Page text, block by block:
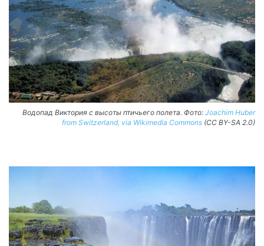
Водопад Виктория с высоты птичьего полета. Фото: Joachim Huber
from Switzerland, via Wikimedia Commons (CC BY-SA 2.0)